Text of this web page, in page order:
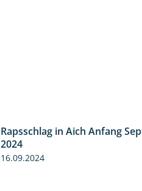
Rapsschlag in Aich Anfang
2024
16.09.2024